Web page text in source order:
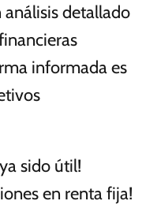
detallado
informada es
sido útil!
en renta fija!